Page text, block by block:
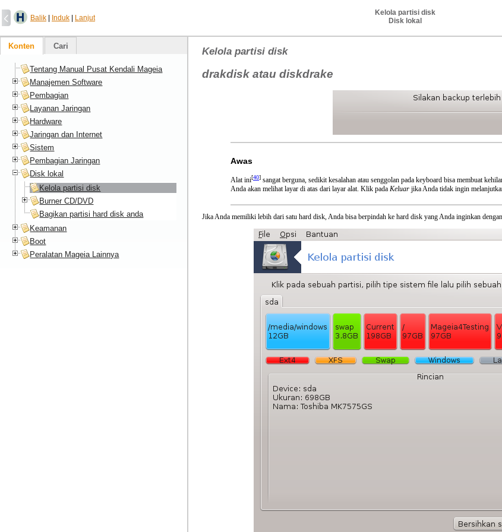
Balik Induk Lanjut
Kelola partisi disk
Disk lokal
Kelola partisi disk
drakdisk atau diskdrake
Awas
Alat ini[40] sangat berguna, sedikit kesalahan atau senggolan pada keyboard bisa membuat
Anda akan melihat layar di atas dari layar alat. Klik pada Keluar jika Anda tidak ingin
Jika Anda memiliki lebih dari satu hard disk, Anda bisa berpindah ke hard disk yang Anda inginkan
Konten Cari
Tentang Manual Pusat Kendali Mageia
Manajemen Software
Pembagian
Layanan Jaringan
Hardware
Jaringan dan Internet
Sistem
Pembagian Jaringan
Disk lokal
Kelola partisi disk
Burner CD/DVD
Bagikan partisi hard disk anda
Keamanan
Boot
Peralatan Mageia Lainnya